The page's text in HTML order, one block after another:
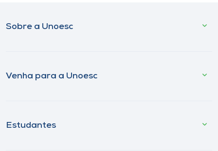
Sobre a Unoesc
Venha para a Unoesc
Estudantes